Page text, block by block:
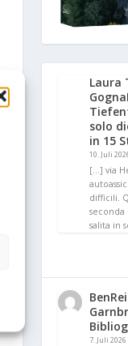
Laura
solo
in 15
10. Juli
[…] via
difficili.
seconda
salita in
7. Juli 2026